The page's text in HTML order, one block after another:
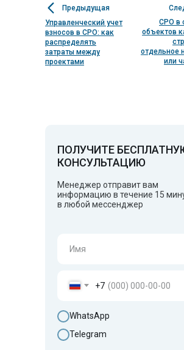
Предыдущая
Управленческий учет
взносов в СРО: как
распределять
затраты между
проектами
СРО в
объектов
отдельное
или
Менеджер отправит вам
информацию в течение 15
в любой мессенджер
ПОЛУЧИТЕ
КОНСУЛЬТАЦИЮ
+7
WhatsApp
Telegram